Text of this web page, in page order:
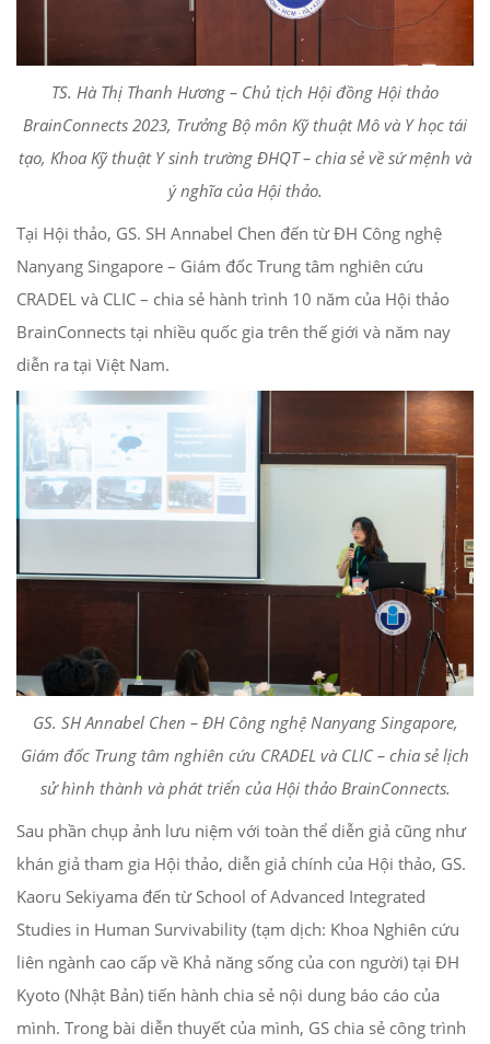
TS. Hà Thị Thanh Hương – Chủ tịch Hội đồng Hội thảo
BrainConnects 2023, Trưởng Bộ môn Kỹ thuật Mô và Y học tái
tạo, Khoa Kỹ thuật Y sinh trường ĐHQT – chia sẻ về sứ mệnh và
ý nghĩa của Hội thảo.
Tại Hội thảo, GS. SH Annabel Chen đến từ ĐH Công nghệ
Nanyang Singapore – Giám đốc Trung tâm nghiên cứu
CRADEL và CLIC – chia sẻ hành trình 10 năm của Hội thảo
BrainConnects tại nhiều quốc gia trên thế giới và năm nay
diễn ra tại Việt Nam.
GS. SH Annabel Chen – ĐH Công nghệ Nanyang Singapore,
Giám đốc Trung tâm nghiên cứu CRADEL và CLIC – chia sẻ lịch
sử hình thành và phát triển của Hội thảo BrainConnects.
Sau phần chụp ảnh lưu niệm với toàn thể diễn giả cũng như
khán giả tham gia Hội thảo, diễn giả chính của Hội thảo, GS.
Kaoru Sekiyama đến từ School of Advanced Integrated
Studies in Human Survivability (tạm dịch: Khoa Nghiên cứu
liên ngành cao cấp về Khả năng sống của con người) tại ĐH
Kyoto (Nhật Bản) tiến hành chia sẻ nội dung báo cáo của
mình. Trong bài diễn thuyết của mình, GS chia sẻ công trình